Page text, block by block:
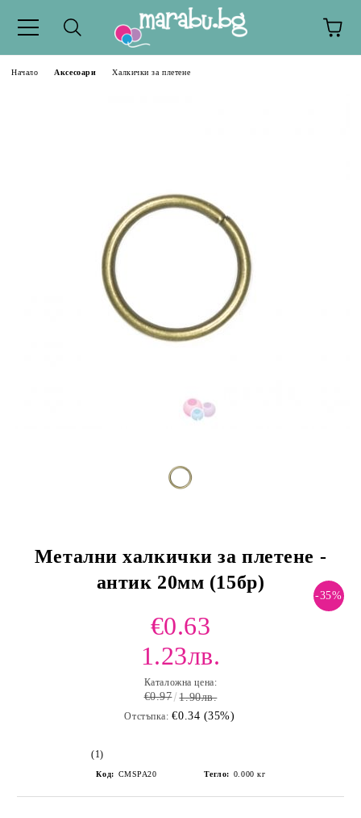
Начало Аксесоари Халкички за плетене
Метални халкички за плетене -
антик 20мм (15бр)
-35%
€0.63
1.23лв.
Каталожна цена:
€0.97 1.90лв.
Отстъпка: €0.34 (35%)
(1)
Код: CMSPA20 Тегло: 0.000 кг